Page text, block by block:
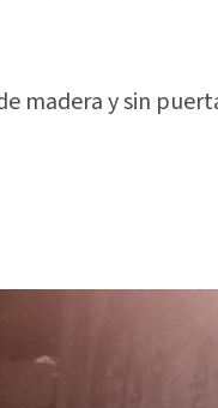
madera y sin